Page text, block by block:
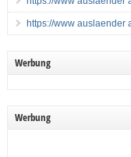
https://www auslaender
Werbung
Werbung